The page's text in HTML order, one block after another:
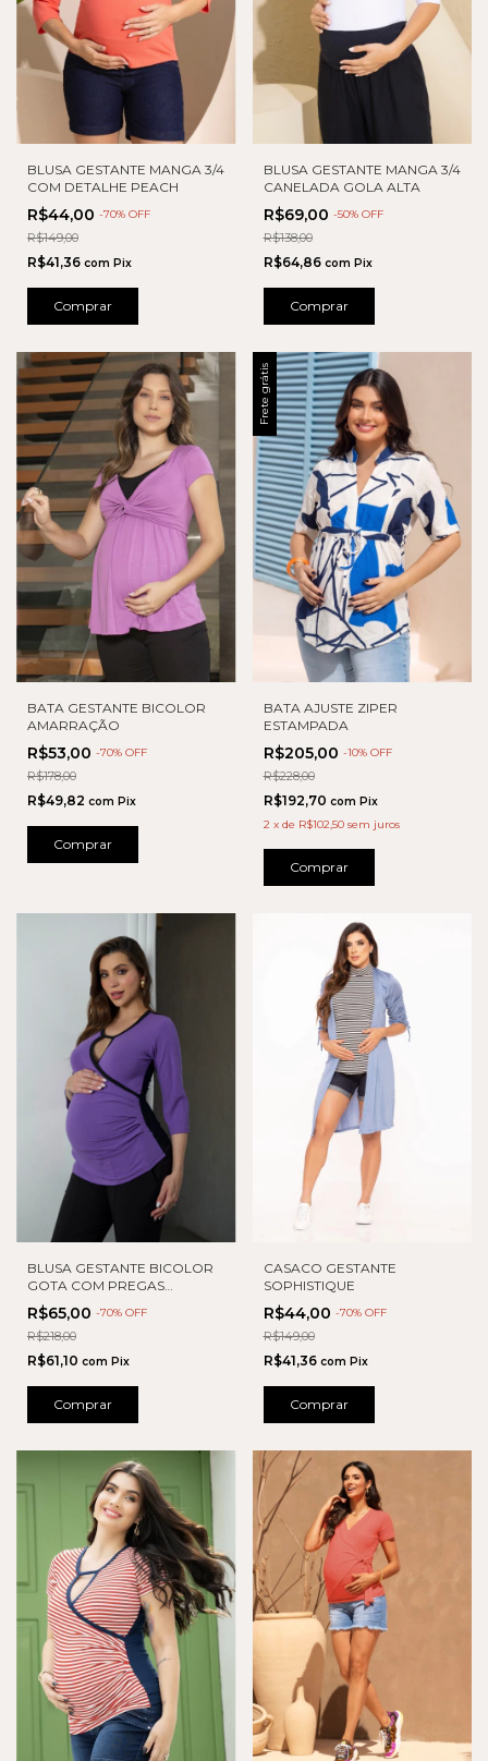
BLUSA GESTANTE MANGA 3/4
COM DETALHE PEACH
R$44,00 -70% OFF
R$149,00
R$41,36 com Pix
Comprar
BLUSA GESTANTE MANGA 3/4
CANELADA GOLA ALTA
R$69,00 -50% OFF
R$138,00
R$64,86 com Pix
Comprar
BATA GESTANTE BICOLOR
AMARRAÇÃO
R$53,00 -70% OFF
R$178,00
R$49,82 com Pix
Comprar
Frete grátis
BATA AJUSTE ZIPER
ESTAMPADA
R$205,00 -10% OFF
R$228,00
R$192,70 com Pix
2 x de R$102,50 sem juros
Comprar
BLUSA GESTANTE BICOLOR
GOTA COM PREGAS
LATERAL
R$65,00 -70% OFF
R$218,00
R$61,10 com Pix
Comprar
CASACO GESTANTE
SOPHISTIQUE
R$44,00 -70% OFF
R$149,00
R$41,36 com Pix
Comprar